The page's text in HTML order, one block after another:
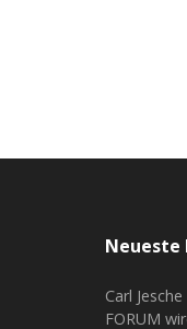
Neueste
Carl Jesche
FORUM